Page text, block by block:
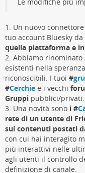
1. Un nuovo
tuo account Bluesky da
quella piattaforma e
2. Abbiamo
esistenti nella
riconoscibili. I tuoi #
#Cerchie e i vecchi
Gruppi pubblici/privati.
3. Una novità sono i #
rete di un utente di
sui contenuti postati
con cui hai interagito
più interattivi nelle
agli utenti il ​​controllo
definizione di canale.